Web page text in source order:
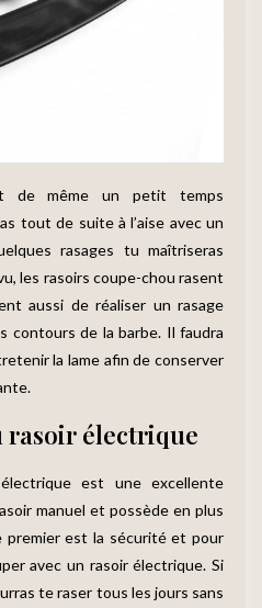
de même un petit temps
tout de suite à l’aise avec un
rasages tu maîtriseras
les rasoirs coupe-chou rasent
aussi de réaliser un rasage
contours de la barbe. Il faudra
la lame afin de conserver
rasoir électrique
est une excellente
manuel et possède en plus
premier est la sécurité et pour
avec un rasoir électrique. Si
te raser tous les jours sans